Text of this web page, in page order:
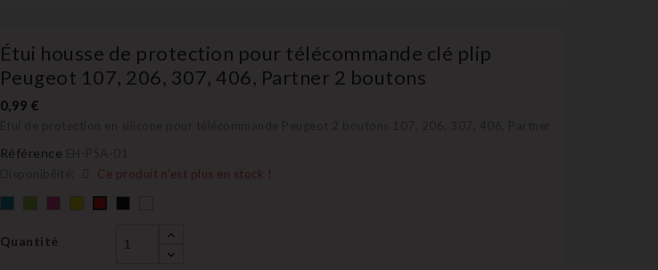
Étui housse de protection pour télécommande clé plip
Peugeot 107, 206, 307, 406, Partner 2 boutons
0,99 €
Référence
Ce produit n’est plus en stock !
Jaune
Quantité